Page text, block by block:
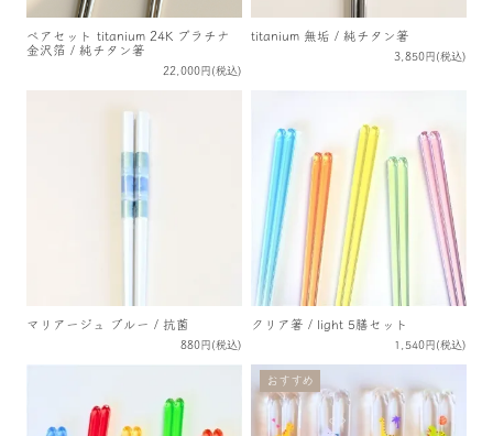
ペアセット titanium 24K プラチナ
金沢箔 / 純チタン箸
22,000円(税込)
titanium 無垢 / 純チタン箸
3,850円(税込)
マリアージュ ブルー / 抗菌
880円(税込)
クリア箸 / light 5膳セット
1,540円(税込)
おすすめ